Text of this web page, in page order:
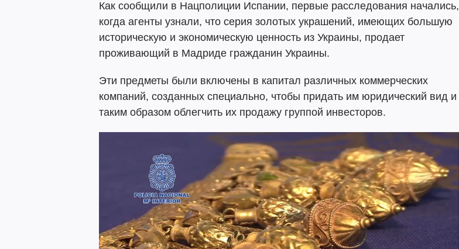
Как сообщили в Нацполиции Испании, первые расследования начались,
когда агенты узнали, что серия золотых украшений, имеющих большую
историческую и экономическую ценность из Украины, продает
проживающий в Мадриде гражданин Украины.
Эти предметы были включены в капитал различных коммерческих
компаний, созданных специально, чтобы придать им юридический вид и
таким образом облегчить их продажу группой инвесторов.